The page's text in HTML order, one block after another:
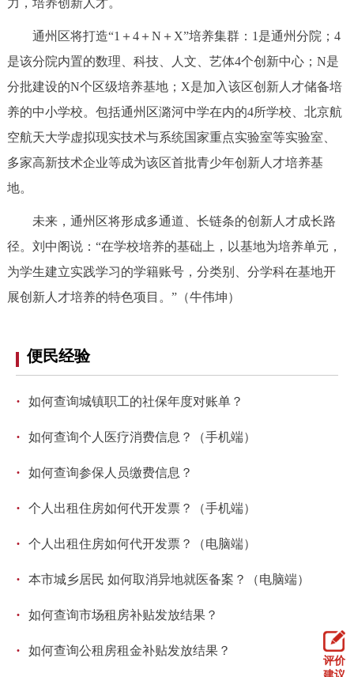
政务服务
个人服务 法人服务 部门服务
便民服务 利企服务 投资项目
中介服务 阳光政务
12345网上接诉即办 我要咨询 我要建议
参与调查 在线访谈
DEUTSCH FRANÇAIS РУССКИЙ ЯЗЫК
力，培养创新人才。
通州区将打造“1＋4＋N＋X”培养集群：1是通州分院；4
是该分院内置的数理、科技、人文、艺体4个创新中心；N是
分批建设的N个区级培养基地；X是加入该区创新人才储备培
养的中小学校。包括通州区潞河中学在内的4所学校、北京航
空航天大学虚拟现实技术与系统国家重点实验室等实验室、
多家高新技术企业等成为该区首批青少年创新人才培养基
地。
未来，通州区将形成多通道、长链条的创新人才成长路
径。刘中阁说：“在学校培养的基础上，以基地为培养单元，
为学生建立实践学习的学籍账号，分类别、分学科在基地开
展创新人才培养的特色项目。”（牛伟坤）
便民经验
· 如何查询城镇职工的社保年度对账单？
· 如何查询个人医疗消费信息？（手机端）
· 如何查询参保人员缴费信息？
· 个人出租住房如何代开发票？（手机端）
· 个人出租住房如何代开发票？（电脑端）
· 本市城乡居民 如何取消异地就医备案？（电脑端）
· 如何查询市场租房补贴发放结果？
· 如何查询公租房租金补贴发放结果？
评价